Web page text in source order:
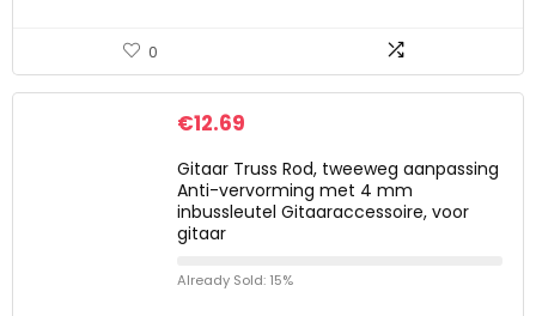
0
€12.69
Gitaar Truss Rod, tweeweg aanpassing
Anti-vervorming met 4 mm
inbussleutel Gitaaraccessoire, voor
gitaar
Already Sold: 15%